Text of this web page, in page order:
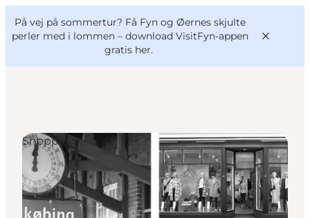
På vej på sommertur? Få Fyn og Øernes skjulte
perler med i lommen – download VisitFyn-appen
gratis her.
Oplevelser
Outdoor
Mad og drikke
Overnatning
VisitFyn
Deutsch
Shopping